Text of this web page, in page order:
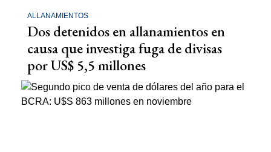
ALLANAMIENTOS
Dos detenidos en allanamientos en
causa que investiga fuga de divisas
por US$ 5,5 millones